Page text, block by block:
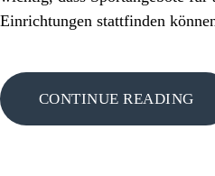
Einrichtungen stattfinden
CONTINUE READING